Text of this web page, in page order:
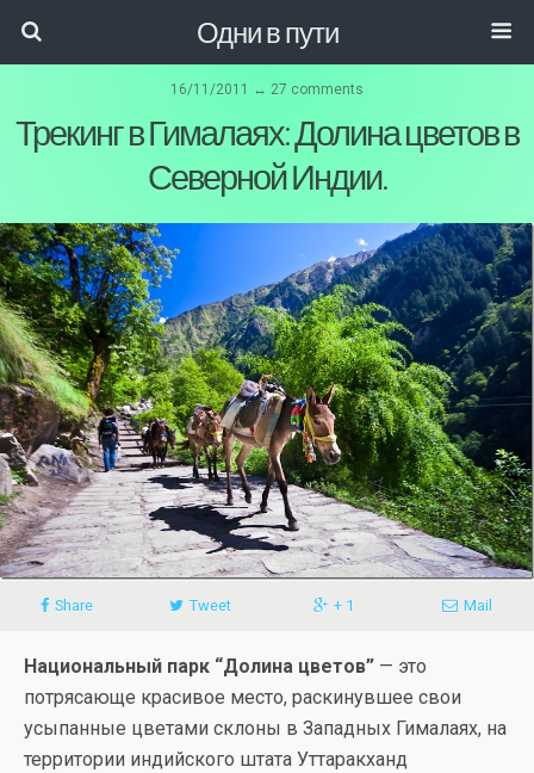
Одни в пути
16/11/2011 ↔ 27 comments
Трекинг в Гималаях: Долина цветов в
Северной Индии.
Share Tweet + 1 Mail
Национальный парк “Долина цветов” — это
потрясающе красивое место, раскинувшее свои
усыпанные цветами склоны в Западных Гималаях, на
территории индийского штата Уттаракханд